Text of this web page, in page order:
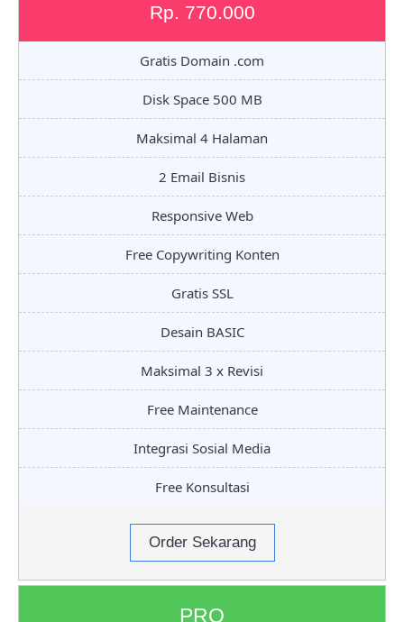
Rp. 770.000
Gratis Domain .com
Disk Space 500 MB
Maksimal 4 Halaman
2 Email Bisnis
Responsive Web
Free Copywriting Konten
Gratis SSL
Desain BASIC
Maksimal 3 x Revisi
Free Maintenance
Integrasi Sosial Media
Free Konsultasi
Order Sekarang
PRO